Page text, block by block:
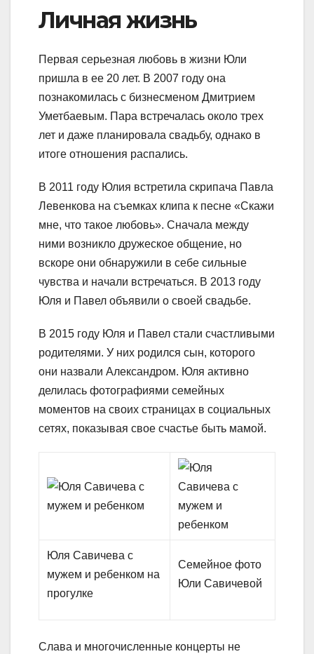
Личная жизнь
Первая серьезная любовь в жизни Юли
пришла в ее 20 лет. В 2007 году она
познакомилась с бизнесменом Дмитрием
Уметбаевым. Пара встречалась около трех
лет и даже планировала свадьбу, однако в
итоге отношения распались.
В 2011 году Юлия встретила скрипача Павла
Левенкова на съемках клипа к песне «Скажи
мне, что такое любовь». Сначала между
ними возникло дружеское общение, но
вскоре они обнаружили в себе сильные
чувства и начали встречаться. В 2013 году
Юля и Павел объявили о своей свадьбе.
В 2015 году Юля и Павел стали счастливыми
родителями. У них родился сын, которого
они назвали Александром. Юля активно
делилась фотографиями семейных
моментов на своих страницах в социальных
сетях, показывая свое счастье быть мамой.
Юля Савичева с
мужем и ребенком на
прогулке
Семейное фото
Юли Савичевой
Слава и многочисленные концерты не